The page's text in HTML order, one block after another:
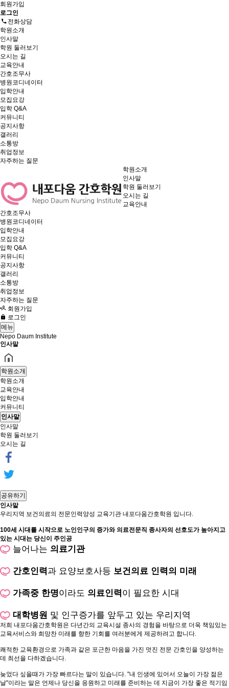
회원가입
로그인
전화상담
학원소개
인사말
학원 둘러보기
오시는 길
교육안내
간호조무사
병원코디네이터
입학안내
모집요강
입학 Q&A
커뮤니티
공지사항
갤러리
소통방
취업정보
자주하는 질문
학원소개
인사말
학원 둘러보기
오시는 길
교육안내
간호조무사
병원코디네이터
입학안내
모집요강
입학 Q&A
커뮤니티
공지사항
갤러리
소통방
취업정보
자주하는 질문
회원가입
로그인
메뉴
Nepo Daum Institute
인사말
학원소개
학원소개
교육안내
입학안내
커뮤니티
인사말
인사말
학원 둘러보기
오시는 길
공유하기
인사말
우리지역 보건의료의 전문인력양성 교육기관 내포다움간호학원 입니다.
100세 시대를 시작으로 노인인구의 증가와 의료전문직 종사자의 선호도가 높아지고
있는 시대는 당신이 주인공
늘어나는 의료기관
간호인력과 요양보호사등 보건의료 인력의 미래
가족중 한명이라도 의료인력이 필요한 시대
대학병원 및 인구증가를 앞두고 있는 우리지역
저희 내포다움간호학원은 다년간의 교육시설 종사의 경험을 바탕으로 더욱 책임있는
교육서비스와 희망찬 미래를 향한 기회를 여러분에게 제공하려고 합니다.
쾌적한 교육환경으로 가족과 같은 포근한 마음을 가진 멋진 전문 간호인을 양성하는
데 최선을 다하겠습니다.
늦었다 싶을때가 가장 빠르다는 말이 있습니다. "내 인생에 있어서 오늘이 가장 젊은
날"이라는 말은 언제나 당신을 응원하고 미래를 준비하는 데 지금이 가장 좋은 적기임